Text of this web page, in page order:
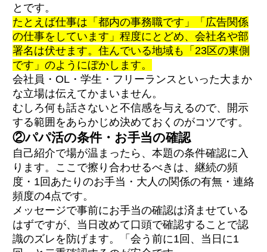
とです。
たとえば仕事は「都内の事務職です」「広告関係
の仕事をしています」程度にとどめ、会社名や部
署名は伏せます。住んでいる地域も「23区の東側
です」のようにぼかします。
会社員・OL・学生・フリーランスといった大まか
な立場は伝えてかまいません。
むしろ何も話さないと不信感を与えるので、開示
する範囲をあらかじめ決めておくのがコツです。
②パパ活の条件・お手当の確認
自己紹介で場が温まったら、本題の条件確認に入
ります。ここで擦り合わせるべきは、継続の頻
度・1回あたりのお手当・大人の関係の有無・連絡
頻度の4点です。
メッセージで事前にお手当の確認は済ませている
はずですが、当日改めて口頭で確認することで認
識のズレを防げます。「会う前に1回、当日に1